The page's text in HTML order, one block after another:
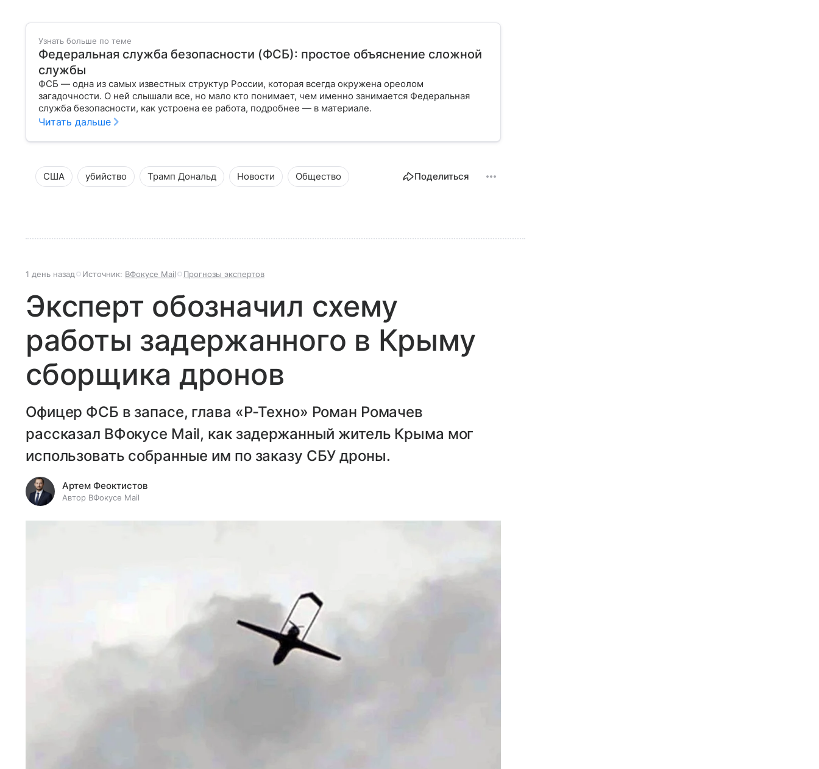
Узнать больше по теме
Федеральная служба безопасности (ФСБ): простое объяснение сложной
службы
ФСБ — одна из самых известных структур России, которая всегда окружена ореолом
загадочности. О ней слышали все, но мало кто понимает, чем именно занимается Федеральная
служба безопасности, как устроена ее работа, подробнее — в материале.
Читать дальше
США убийство Трамп Дональд Новости Общество Поделиться
1 день назад Источник: ВФокусе Mail Прогнозы экспертов
Эксперт обозначил схему
работы задержанного в Крыму
сборщика дронов
Офицер ФСБ в запасе, глава «Р-Техно» Роман Ромачев
рассказал ВФокусе Mail, как задержанный житель Крыма мог
использовать собранные им по заказу СБУ дроны.
Артем Феоктистов
Автор ВФокусе Mail